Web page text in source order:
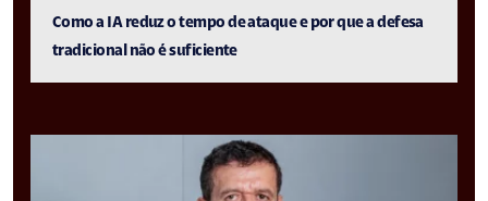
Como a IA reduz o tempo de ataque e por que a defesa
tradicional não é suficiente